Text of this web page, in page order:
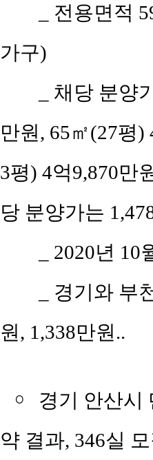
_ 전용면적
가구)
_ 채당 분
만원, 65㎡(27평)
3평) 4억9,870만
당 분양가는
_ 2020년
_ 경기와
원, 1,338만원..
￮
경기 안산시
약 결과, 346실